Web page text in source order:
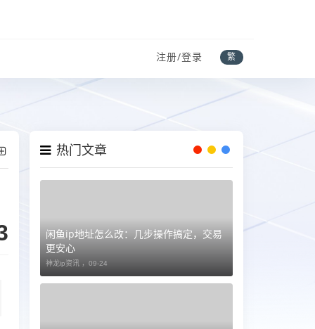
注册/登录 繁
热门文章
闲鱼ip地址怎么改：几步操作搞定，交易
更安心
神龙ip资讯 ， 09-24